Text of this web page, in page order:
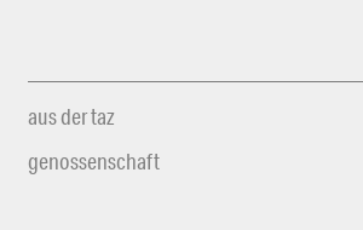
aus der taz
genossenschaft